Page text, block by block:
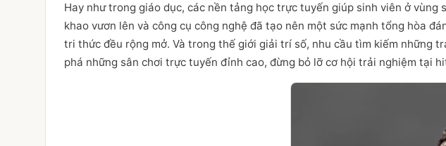
Hay như trong giáo dục, các nền tảng học trực tuyến giúp sinh viên ở
khao vươn lên và công cụ công nghệ đã tạo nên một sức mạnh tổng hòa
tri thức đều rộng mở. Và trong thế giới giải trí số, nhu cầu tìm kiếm những
phá những sân chơi trực tuyến đỉnh cao, đừng bỏ lỡ cơ hội trải nghiệm tại